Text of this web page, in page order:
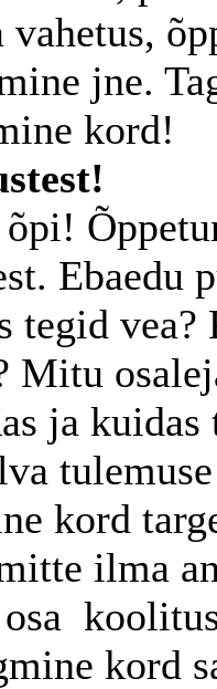
vahetus,
jne.
kord!
Ebaedu
tegid
Mitu
ja
kord
ilma
kord